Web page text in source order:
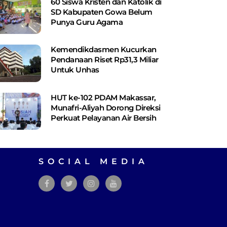
SD Kabupaten Gowa Belum
Punya Guru Agama
Kemendikdasmen Kucurkan
Pendanaan Riset Rp31,3 Miliar
Untuk Unhas
HUT ke-102 PDAM Makassar,
Munafri-Aliyah Dorong Direksi
Perkuat Pelayanan Air Bersih
SOCIAL MEDIA